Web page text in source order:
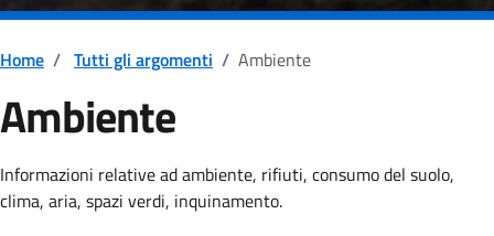
Home / Tutti gli argomenti / Ambiente
Ambiente
Dettagli della notizia
Informazioni relative ad ambiente, rifiuti, consumo del suolo,
clima, aria, spazi verdi, inquinamento.